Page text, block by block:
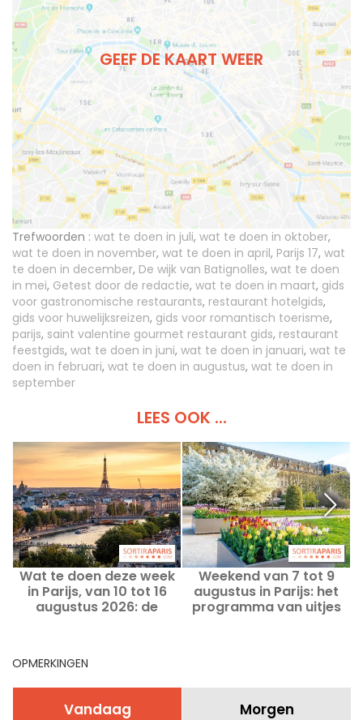
GEEF DE KAART WEER
Trefwoorden : wat te doen in juli, wat te doen in oktober,
wat te doen in november, wat te doen in april, Parijs 17, wat
te doen in december, De wijk van Batignolles, wat te doen
in mei, Getest door de redactie, wat te doen in maart, gids
voor gastronomische restaurants, restaurant hotelgids,
gids voor huwelijksreizen, gids voor romantisch toerisme,
parijs, saint valentine gourmet restaurant gids, restaurant
feestgids, wat te doen in juni, wat te doen in januari, wat te
doen in februari, wat te doen in augustus, wat te doen in
september
LEES OOK ...
Wat te doen deze week
in Parijs, van 10 tot 16
augustus 2026: de
Weekend van 7 tot 9
augustus in Parijs: het
programma van uitjes
OPMERKINGEN
Vandaag Morgen